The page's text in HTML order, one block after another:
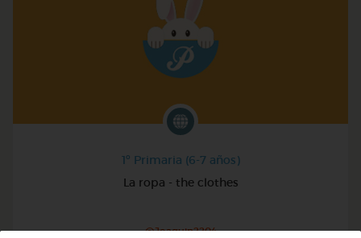
1º Primaria (6-7 años)
La ropa - the clothes
@Joaquin2204